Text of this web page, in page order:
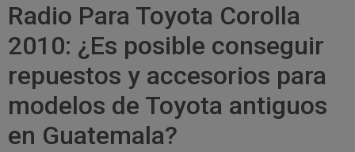
Radio Para Toyota Corolla
2010: ¿Es posible conseguir
repuestos y accesorios para
modelos de Toyota antiguos
en Guatemala?